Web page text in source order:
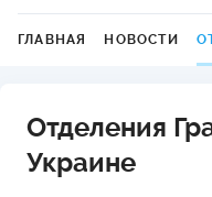
ГЛАВНАЯ НОВОСТИ
Отделения
Украине